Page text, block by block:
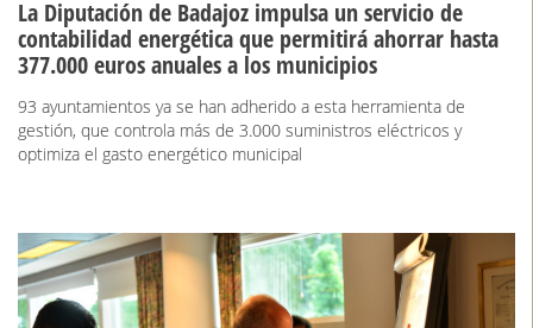
La Diputación de Badajoz impulsa un servicio de
contabilidad energética que permitirá ahorrar hasta
377.000 euros anuales a los municipios
93 ayuntamientos ya se han adherido a esta herramienta de
gestión, que controla más de 3.000 suministros eléctricos y
optimiza el gasto energético municipal